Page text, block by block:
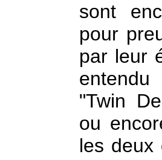
sont
pour
par leur
"Twin
ou
les deux